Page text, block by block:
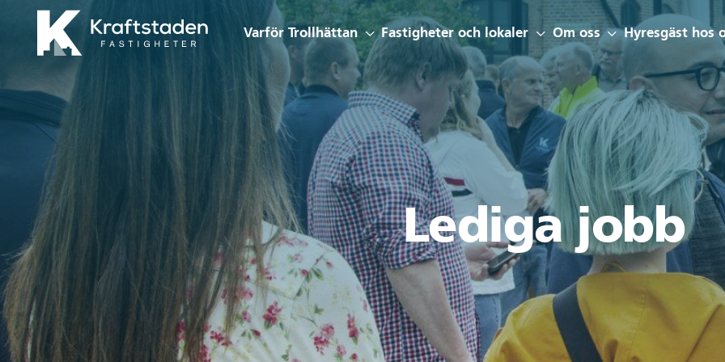
Gå till huvudinnehåll
Varför Trollhättan Fastigheter och lokaler Om oss Hyresgäst hos
Lediga jobb